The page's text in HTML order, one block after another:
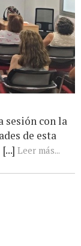
sesión con la
de esta
Leer más...